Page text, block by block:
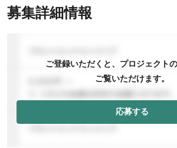
募集詳細情報
ご登録いただくと、プロジェクト
ご覧いただけます。
応募する